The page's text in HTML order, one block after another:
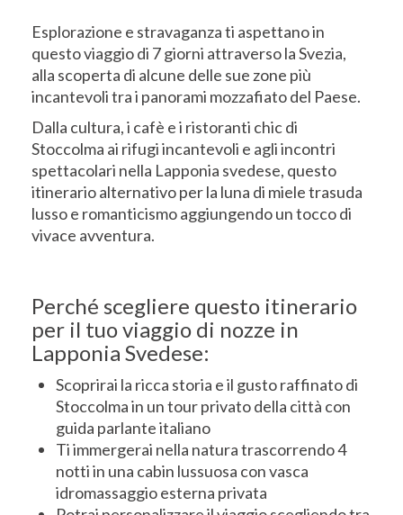
Esplorazione e stravaganza ti aspettano in
questo viaggio di 7 giorni attraverso la Svezia,
alla scoperta di alcune delle sue zone più
incantevoli tra i panorami mozzafiato del Paese.
Dalla cultura, i cafè e i ristoranti chic di
Stoccolma ai rifugi incantevoli e agli incontri
spettacolari nella Lapponia svedese, questo
itinerario alternativo per la luna di miele trasuda
lusso e romanticismo aggiungendo un tocco di
vivace avventura.
Perché scegliere questo itinerario
per il tuo viaggio di nozze in
Lapponia Svedese:
Scoprirai la ricca storia e il gusto raffinato di
Stoccolma in un tour privato della città con
guida parlante italiano
Ti immergerai nella natura trascorrendo 4
notti in una cabin lussuosa con vasca
idromassaggio esterna privata